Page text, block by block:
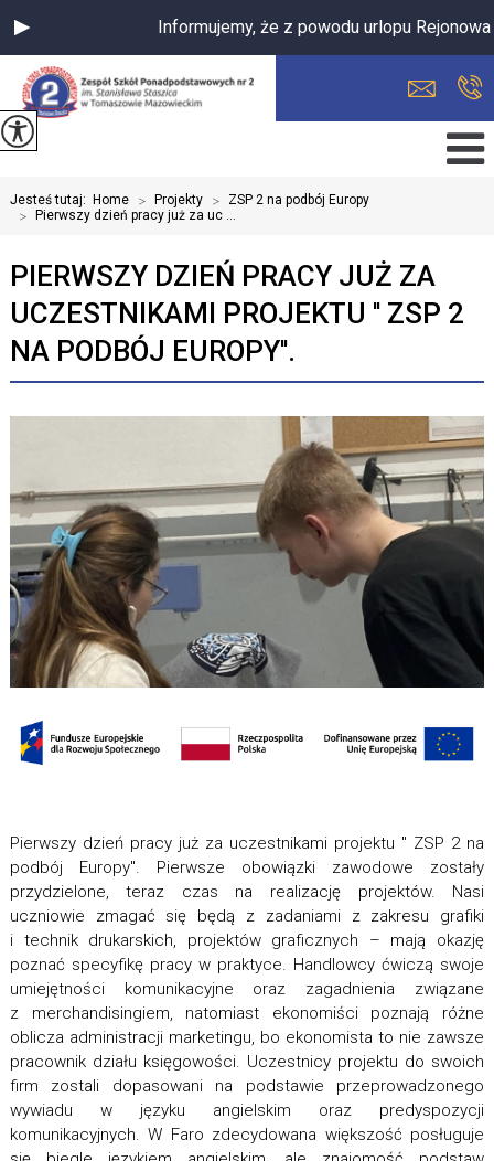
Informujemy, że z powodu urlopu Rejonowa
Jesteś tutaj: Home > Projekty > ZSP 2 na podbój Europy
> Pierwszy dzień pracy już za uc ...
PIERWSZY DZIEŃ PRACY JUŻ ZA
UCZESTNIKAMI PROJEKTU '' ZSP 2
NA PODBÓJ EUROPY''.
Pierwszy dzień pracy już za uczestnikami projektu " ZSP 2 na
podbój Europy". Pierwsze obowiązki zawodowe zostały
przydzielone, teraz czas na realizację projektów. Nasi
uczniowie zmagać się będą z zadaniami z zakresu grafiki
i technik drukarskich, projektów graficznych – mają okazję
poznać specyfikę pracy w praktyce. Handlowcy ćwiczą swoje
umiejętności komunikacyjne oraz zagadnienia związane
z merchandisingiem, natomiast ekonomiści poznają różne
oblicza administracji marketingu, bo ekonomista to nie zawsze
pracownik działu księgowości. Uczestnicy projektu do swoich
firm zostali dopasowani na podstawie przeprowadzonego
wywiadu w języku angielskim oraz predyspozycji
komunikacyjnych. W Faro zdecydowana większość posługuje